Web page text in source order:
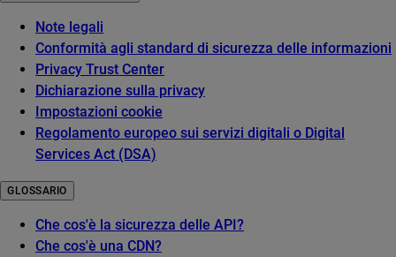
Note legali
Conformità agli standard di sicurezza delle informazioni
Privacy Trust Center
Dichiarazione sulla privacy
Impostazioni cookie
Regolamento europeo sui servizi digitali o Digital
Services Act (DSA)
GLOSSARIO
Che cos'è la sicurezza delle API?
Che cos'è una CDN?